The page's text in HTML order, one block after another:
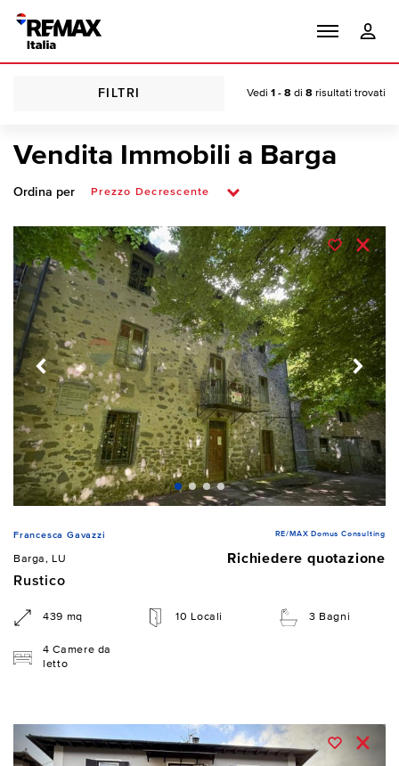
FILTRI Vedi 1 - 8 di 8 risultati trovati
Vendita Immobili a Barga
Ordina per
Francesca Gavazzi RE/MAX Domus Consulting
Barga, LU
Richiedere quotazione
Rustico
439 mq 10 Locali 3 Bagni
4 Camere da
letto